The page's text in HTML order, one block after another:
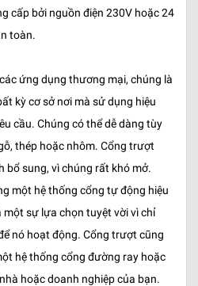
cấp bởi nguồn điện 230V hoặc 24
toàn.
ứng dụng thương mại, chúng là
kỳ cơ sở nơi mà sử dụng hiệu
cầu. Chúng có thể dễ dàng tùy
thép hoặc nhôm. Cổng trượt
bổ sung, vì chúng rất khó mở.
một hệ thống cổng tự động hiệu
sự lựa chọn tuyệt vời vì chỉ
nó hoạt động. Cổng trượt cũng
hệ thống cổng đường ray hoặc
hoặc doanh nghiệp của bạn.